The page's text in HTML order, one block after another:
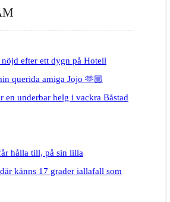
efter ett dygn på Hotell
querida amiga Jojo 🫶🏼
en underbar helg i vackra Båstad
hålla till, på sin lilla
känns 17 grader iallafall som